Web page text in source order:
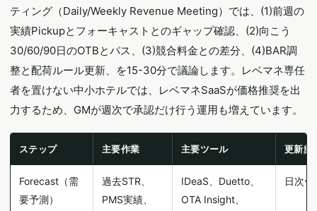
ティング（Daily/Weekly Revenue Meeting）では、(1)前週の
実績Pickupとフォーキャストとのギャップ確認、(2)向こう
30/60/90日のOTBとパス、(3)競合料金との差分、(4)BAR調
整と配荷ルール更新、を15-30分で議論します。レベマネ専任
者を置けない中小ホテルでは、レベマネSaaSが価格推奨を出
力するため、GMが週次で承認だけ行う運用も増えています。
ステップ 主要作業 主要ツール 更新頻
Forecast（需
要予測）
過去STR、
PMS実績、
IDeaS、Duetto、
OTA Insight、
日次〜